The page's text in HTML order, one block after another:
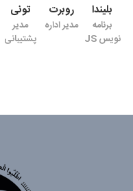
بلیندا
برنامه
نویس JS
روبرت
مدیر اداره
تونی
مدیر
پشتیبانی